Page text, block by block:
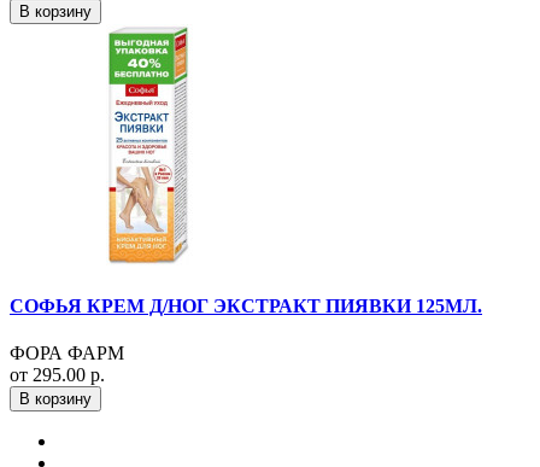
В корзину
СОФЬЯ КРЕМ Д/НОГ ЭКСТРАКТ ПИЯВКИ 125МЛ.
ФОРА ФАРМ
от 295.00 р.
В корзину